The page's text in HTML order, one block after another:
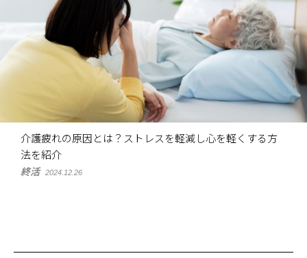
介護疲れの原因とは？ストレスを軽減し心を軽くする方
法を紹介
終活 2024.12.26